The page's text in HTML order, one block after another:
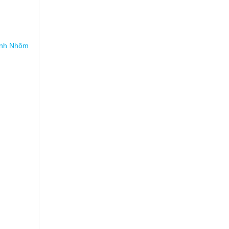
Nhôm